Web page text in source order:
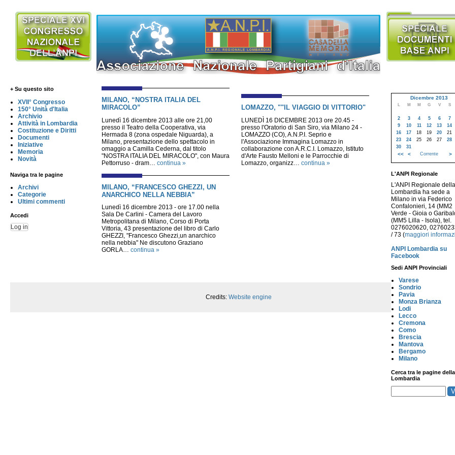
+ Su questo sito
XVII° Congresso
150° Unità d'Italia
Archivio
Attività in Lombardia
Costituzione e Diritti
Documenti
Iniziative
Memoria
Novità
Naviga tra le pagine
Archivi
Categorie
Ultimi commenti
Accedi
Log in
MILANO, “NOSTRA ITALIA DEL
MIRACOLO”
Lunedì 16 dicembre 2013 alle ore 21,00
presso il Teatro della Cooperativa, via
Hermada 8 (zona ospedale Niguarda), a
Milano, presentazione dello spettacolo in
omaggio a Camilla Cederna, dal titolo
"NOSTRA ITALIA DEL MIRACOLO", con Maura
Pettorruso - dram… continua »
LOMAZZO, ""IL VIAGGIO DI VITTORIO"
LUNEDÌ 16 DICEMBRE 2013 ore 20.45 -
presso l'Oratorio di San Siro, via Milano 24 -
LOMAZZO (CO), A.N.P.I. Seprio e
l'Associazione Immagina Lomazzo in
collaborazione con A.R.C.I. Lomazzo, Istituto
d'Arte Fausto Melloni e le Parrocchie di
Lomazzo, organizz… continua »
MILANO, “FRANCESCO GHEZZI, UN
ANARCHICO NELLA NEBBIA”
Lunedì 16 dicembre 2013 - ore 17.00 nella
Sala De Carlini - Camera del Lavoro
Metropolitana di Milano, Corso di Porta
Vittoria, 43 presentazione del libro di Carlo
GHEZZI, "Francesco Ghezzi,un anarchico
nella nebbia" Ne discutono Graziano
GORLA… continua »
Dicembre 2013
L M M G V S
2
3 4 5 6 7
9
10 11 12 13 14
16
17 18 19 20 21
23
24 25 26 27 28
30
31
<< < Corrente >
L'ANPI Regionale
L'ANPI Regionale della
Lombardia ha sede a
Milano in via Federico
Confalonieri, 14 (MM2
Verde - Gioia o
(MM5 Lilla - Isola), tel.
0276020620,
/ 73 (maggiori
ANPI Lombardia su
Facebook
Sedi ANPI Provinciali
Varese
Sondrio
Pavia
Monza Brianza
Lodi
Lecco
Cremona
Como
Brescia
Mantova
Bergamo
Milano
Cerca tra le pagine della
Lombardia
Credits: Website engine